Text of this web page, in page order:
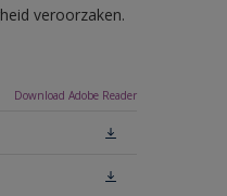
veroorzaken.
Download Adobe Reader